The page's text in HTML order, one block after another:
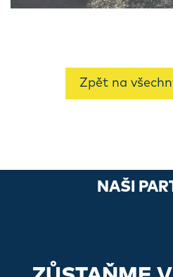
Zpět na
NAŠI